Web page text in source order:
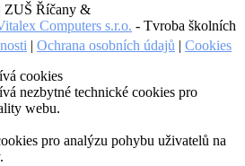
ZUŠ Říčany &
Computers s.r.o. - Tvroba školních
| Ochrana osobních údajů | Cookies
cookies
nezbytné technické cookies pro
webu.
pro analýzu pohybu uživatelů na